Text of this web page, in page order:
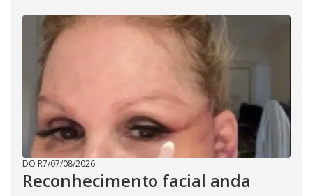
DO R7/07/08/2026
Reconhecimento facial anda